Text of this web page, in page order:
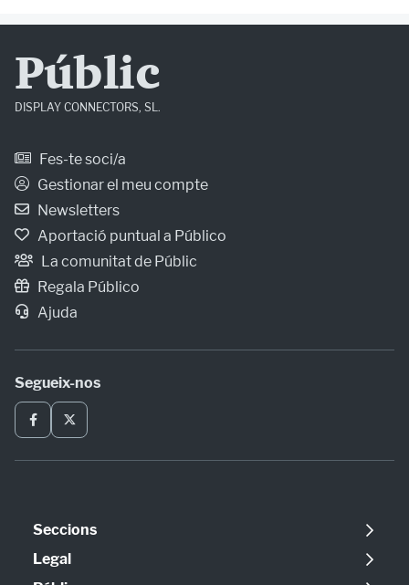
Públic
DISPLAY CONNECTORS, SL.
Fes-te soci/a
Gestionar el meu compte
Newsletters
Aportació puntual a Público
La comunitat de Públic
Regala Público
Ajuda
Segueix-nos
Seccions
Política
Opinió
Legal